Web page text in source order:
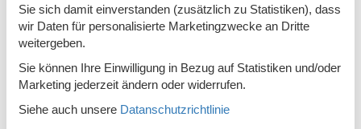
Last Minute Ferienhäuser Pfanges
Sie sich damit einverstanden (zusätzlich zu Statistiken), dass
wir Daten für personalisierte Marketingzwecke an Dritte
weitergeben.
Sie können Ihre Einwilligung in Bezug auf Statistiken und/oder
Marketing jederzeit ändern oder widerrufen.
Siehe auch unsere Datanschutzrichtlinie